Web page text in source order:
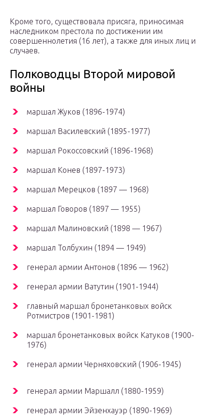
Кроме того, существовала присяга, приносимая
наследником престола по достижении им
совершеннолетия (16 лет), а также для иных лиц и
случаев.
Полководцы Второй мировой
войны
маршал Жуков (1896-1974)
маршал Василевский (1895-1977)
маршал Рокоссовский (1896-1968)
маршал Конев (1897-1973)
маршал Мерецков (1897 — 1968)
маршал Говоров (1897 — 1955)
маршал Малиновский (1898 — 1967)
маршал Толбухин (1894 — 1949)
генерал армии Антонов (1896 — 1962)
генерал армии Ватутин (1901-1944)
главный маршал бронетанковых войск
Ротмистров (1901-1981)
маршал бронетанковых войск Катуков (1900-
1976)
генерал армии Черняховский (1906-1945)
генерал армии Маршалл (1880-1959)
генерал армии Эйзенхауэр (1890-1969)